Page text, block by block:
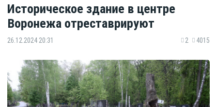
Историческое здание в центре
Воронежа отреставрируют
26.12.2024 20:31 2 4015